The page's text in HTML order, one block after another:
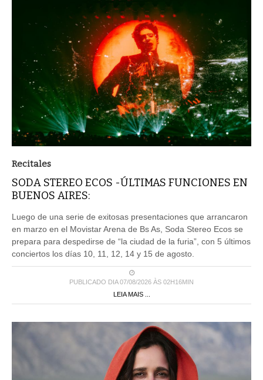
Recitales
SODA STEREO ECOS -ÚLTIMAS FUNCIONES EN
BUENOS AIRES:
Luego de una serie de exitosas presentaciones que arrancaron
en marzo en el Movistar Arena de Bs As, Soda Stereo Ecos se
prepara para despedirse de “la ciudad de la furia”, con 5 últimos
conciertos los días 10, 11, 12, 14 y 15 de agosto.
PUBLICADO DIA 07/08/2026 ÀS 02H16MIN
LEIA MAIS ...